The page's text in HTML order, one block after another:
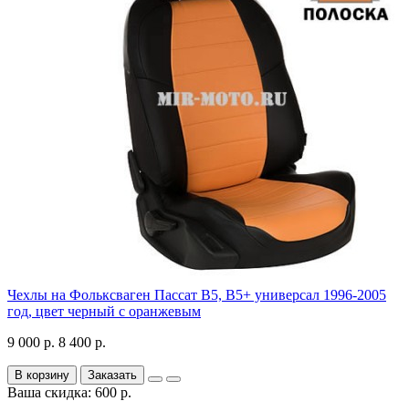
Чехлы на Фольксваген Пассат В5, В5+ универсал 1996-2005
год, цвет черный с оранжевым
9 000 р. 8 400 р.
В корзину Заказать
Ваша скидка: 600 р.